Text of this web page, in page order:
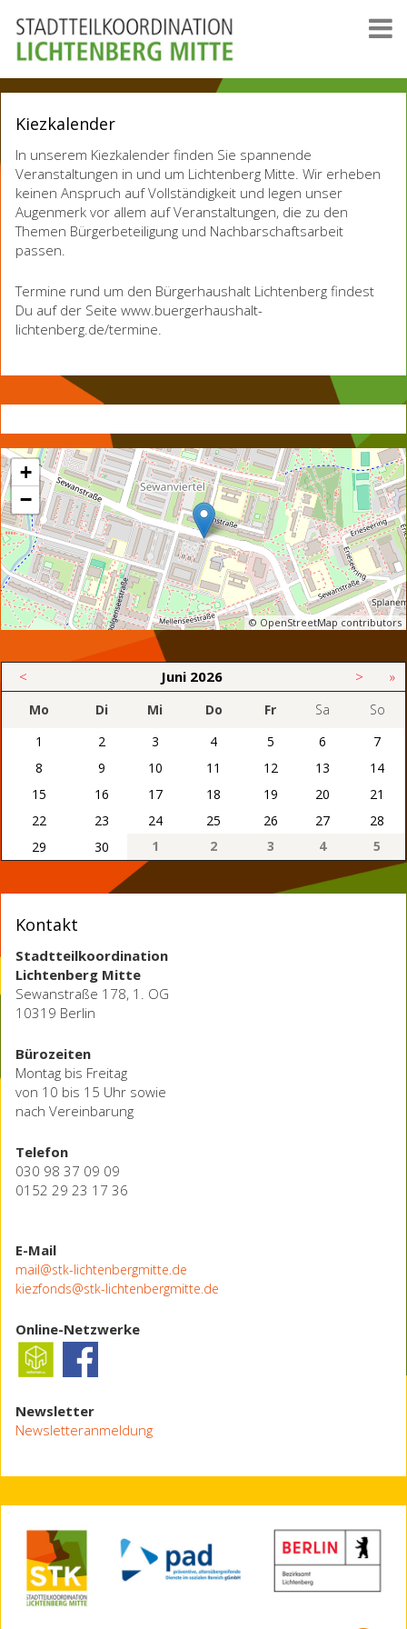
Kiezkalender
In unserem Kiezkalender finden Sie spannende
Veranstaltungen in und um Lichtenberg Mitte. Wir erheben
keinen Anspruch auf Vollständigkeit und legen unser
Augenmerk vor allem auf Veranstaltungen, die zu den
Themen Bürgerbeteiligung und Nachbarschaftsarbeit
passen.
Termine rund um den Bürgerhaushalt Lichtenberg findest
Du auf der Seite www.buergerhaushalt-
lichtenberg.de/termine.
+
−
© OpenStreetMap contributors
< Juni 2026 > »
Mo Di Mi Do Fr Sa
So
1
2 3 4 5 6
7
8
9 10 11 12 13
14
15
16 17 18 19 20
21
22
23 24 25 26 27
28
29
30 1 2 3 4 5
Kontakt
Stadtteilkoordination
Lichtenberg Mitte
Sewanstraße 178, 1. OG
10319 Berlin
Bürozeiten
Montag bis Freitag
von 10 bis 15 Uhr sowie
nach Vereinbarung
Telefon
030 98 37 09 09
0152 29 23 17 36
E-Mail
mail@stk-lichtenbergmitte.de
kiezfonds@stk-lichtenbergmitte.de
Online-Netzwerke
Newsletter
Newsletteranmeldung